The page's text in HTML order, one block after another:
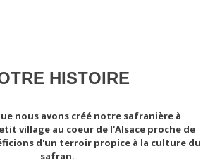
HISTOIRE
nous avons créé notre safranière à
village au coeur de l'Alsace proche de
d'un terroir propice à la culture du
safran.